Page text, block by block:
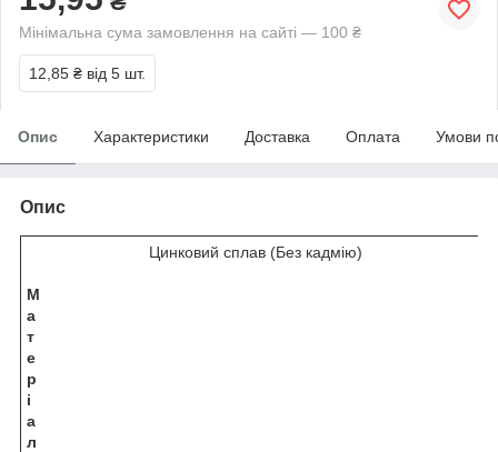
Мінімальна сума замовлення на сайті — 100 ₴
12,85 ₴ від 5 шт.
Опис Характеристики Доставка Оплата Умови
Опис
М
а
т
е
р
і
а
л
Цинковий сплав (Без кадмію)